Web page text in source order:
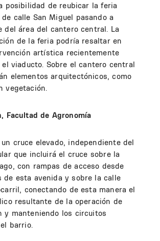
posibilidad de reubicar la feria
calle San Miguel pasando a
del área del cantero central. La
de la feria podría resaltar en
artística recientemente
el viaducto. Sobre el cantero central
elementos arquitectónicos, como
vegetación.
Facultad de Agronomía
cruce elevado, independiente del
que incluirá el cruce sobre la
con rampas de acceso desde
de esta avenida y sobre la calle
conectando de esta manera el
resultante de la operación de
y manteniendo los circuitos
barrio.